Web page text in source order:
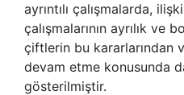
ayrıntılı çalışmalarda, ilişki
çalışmalarının ayrılık ve
çiftlerin bu kararlarından
devam etme konusunda
gösterilmiştir.